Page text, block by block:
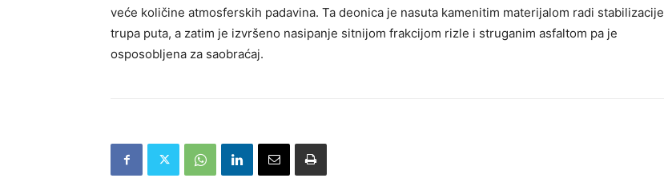
veće količine atmosferskih padavina. Ta deonica je nasuta kamenitim materijalom radi stabilizacije
trupa puta, a zatim je izvršeno nasipanje sitnijom frakcijom rizle i struganim asfaltom pa je
osposobljena za saobraćaj.